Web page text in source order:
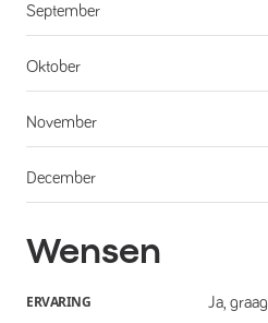
September
Oktober
November
December
Wensen
ERVARING Ja, graag